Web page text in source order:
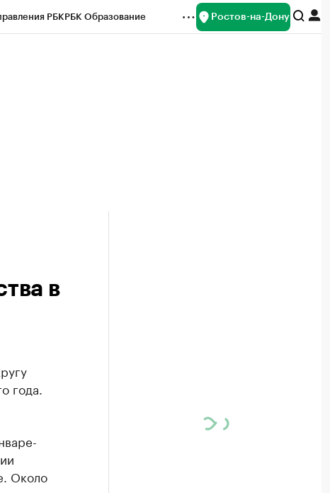
РБКРБК Образование Ростов-на-Дону
в
года.
Около